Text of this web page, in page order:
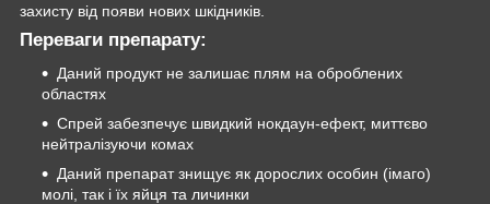
захисту від появи нових шкідників.
Переваги препарату:
Даний продукт не залишає плям на оброблених
областях
Спрей забезпечує швидкий нокдаун-ефект, миттєво
нейтралізуючи комах
Даний препарат знищує як дорослих особин (імаго)
молі, так і їх яйця та личинки